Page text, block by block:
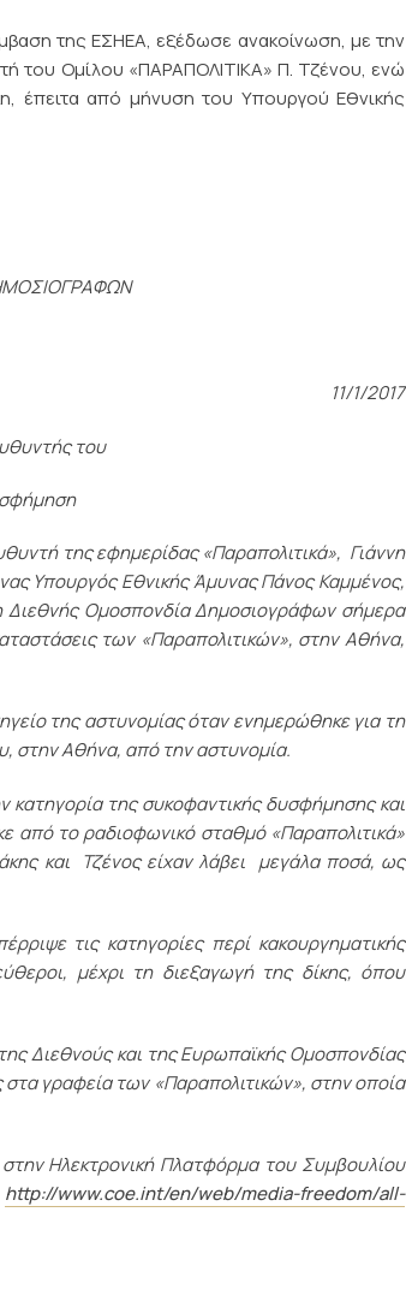
της ΕΣΗΕΑ, εξέδωσε ανακοίνωση, με την
του Ομίλου «ΠΑΡΑΠΟΛΙΤΙΚΑ» Π. Τζένου, ενώ
έπειτα από μήνυση του Υπουργού Εθνικής
11/1/2017
του
της εφημερίδας «Παραπολιτικά», Γιάννη
Υπουργός Εθνικής Άμυνας Πάνος Καμμένος,
Διεθνής Ομοσπονδία Δημοσιογράφων σήμερα
των «Παραπολιτικών», στην Αθήνα,
της αστυνομίας όταν ενημερώθηκε για τη
στην Αθήνα, από την αστυνομία.
κατηγορία της συκοφαντικής δυσφήμησης και
από το ραδιοφωνικό σταθμό «Παραπολιτικά»
και Τζένος είχαν λάβει μεγάλα ποσά, ως
τις κατηγορίες περί κακουργηματικής
μέχρι τη διεξαγωγή της δίκης, όπου
Διεθνούς και της Ευρωπαϊκής Ομοσπονδίας
γραφεία των «Παραπολιτικών», στην οποία
Ηλεκτρονική Πλατφόρμα του Συμβουλίου
http://www.coe.int/en/web/media-freedom/all-